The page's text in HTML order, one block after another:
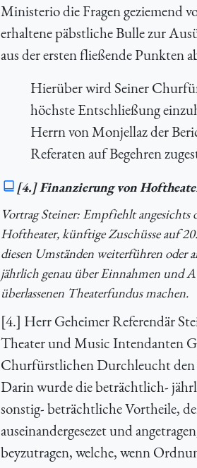
Ministerio die Fragen geziemend
erhaltene päbstliche Bulle zur
aus der ersten fließende Punkten
Hierüber wird Seiner
höchste Entschließung
Herrn von Monjellaz der
Referaten auf Begehren
[4.] Finanzierung von
Vortrag Steiner: Empfiehlt
Hoftheater, künftige Zuschüsse auf
diesen Umständen weiterführen oder
jährlich genau über Einnahmen und
überlassenen Theaterfundus machen.
[4.] Herr Geheimer Referendär
Theater und Music Intendanten
Churfürstlichen Durchleucht den
Darin wurde die beträchtlich-
sonstig- beträchtliche Vortheile,
auseinandergesezet und
beyzutragen, welche, wenn